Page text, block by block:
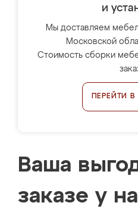
и
Мы доставляем
Московской
Стоимость сборки
ПЕРЕЙТИ В
Ваша
заказе у